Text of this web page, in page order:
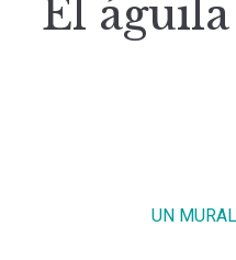
El águila
UN